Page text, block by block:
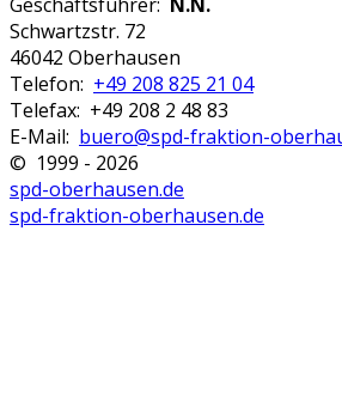
Schwartzstr. 72
46042 Oberhausen
Telefon: +49 208 825 21 04
Telefax: +49 208 2 48 83
E-Mail: buero@spd-fraktion-
© 1999 - 2026
spd-oberhausen.de
spd-fraktion-oberhausen.de